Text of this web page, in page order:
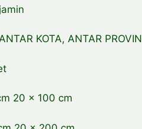
KOTA, ANTAR
20 x 100 cm